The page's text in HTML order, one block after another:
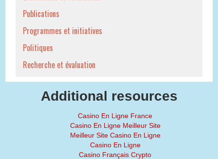
Publications
Programmes et initiatives
Politiques
Recherche et évaluation
Additional resources
Casino En Ligne France
Casino En Ligne Meilleur Site
Meilleur Site Casino En Ligne
Casino En Ligne
Casino Français Crypto